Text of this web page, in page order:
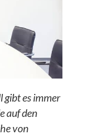
gibt es immer
auf den
von